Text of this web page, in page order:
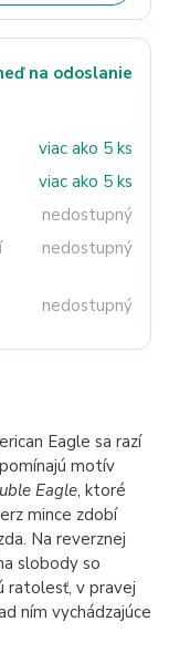
na odoslanie
viac ako 5 ks
viac ako 5 ks
nedostupný
nedostupný
nedostupný
Eagle sa razí
motív
Eagle, ktoré
mince zdobí
Na reverznej
slobody so
ratolesť, v pravej
ním vychádzajúce